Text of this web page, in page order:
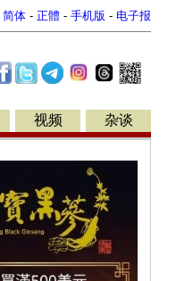
简体 - 正體 - 手机版 - 电子报
视频 杂谈